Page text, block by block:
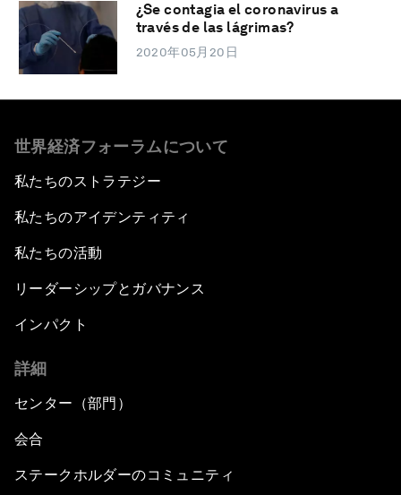
¿Se contagia el coronavirus a
través de las lágrimas?
2020年05月20日
世界経済フォーラムについて
私たちのストラテジー
私たちのアイデンティティ
私たちの活動
リーダーシップとガバナンス
インパクト
詳細
センター（部門）
会合
ステークホルダーのコミュニティ